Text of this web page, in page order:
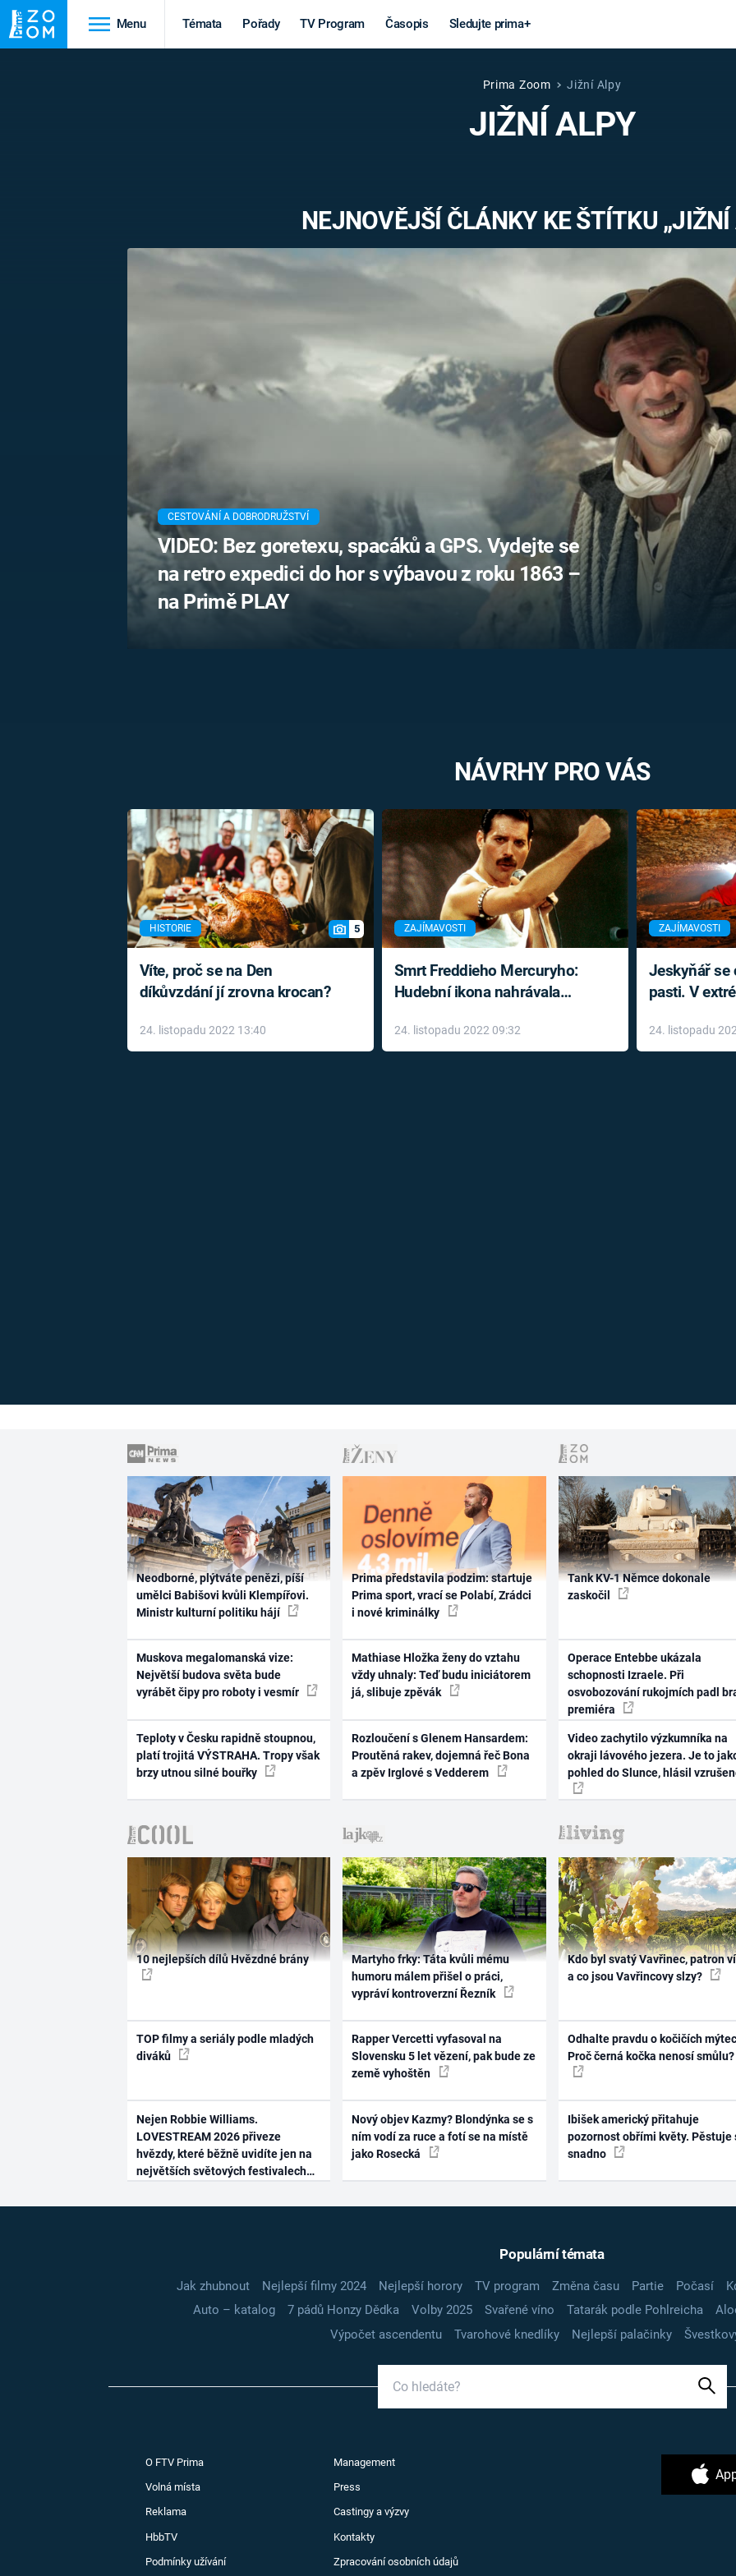
Menu Témata Pořady TV Program Časopis Sledujte prima+
STAROVĚKÝ EGYPT
Věda a
technika
MARS
VÁLEČNÉ
PRVNÍ SVĚTOVÁ
konspirace
UFO A
MIMOZEMŠŤANÉ
UTAJENÉ PŘÍBĚHY
HISTORIE
FILMY
REALITA
HORORY
REALITA
OPTICKÉ
KLAMY
Prima Zoom Jižní Alpy
JIŽNÍ ALPY
NEJNOVĚJŠÍ ČLÁNKY KE ŠTÍTKU „JIŽNÍ
CESTOVÁNÍ A DOBRODRUŽSTVÍ
VIDEO: Bez goretexu, spacáků a GPS. Vydejte se
na retro expedici do hor s výbavou z roku 1863 –
na Primě PLAY
NÁVRHY PRO VÁS
HISTORIE 5
Víte, proč se na Den
díkůvzdání jí zrovna krocan?
24. listopadu 2022 13:40
ZAJÍMAVOSTI
Smrt Freddieho Mercuryho:
Hudební ikona nahrávala
léky
24. listopadu 2022 09:32
ZAJÍMAVOSTI
Jeskyňář se
pasti. V
24. listopadu
Neodborné, plýtváte penězi, píší
umělci Babišovi kvůli Klempířovi.
Ministr kulturní politiku hájí
Muskova megalomanská vize:
Největší budova světa bude
vyrábět čipy pro roboty i vesmír
Teploty v Česku rapidně stoupnou,
platí trojitá VÝSTRAHA. Tropy však
brzy utnou silné bouřky
Prima představila podzim: startuje
Prima sport, vrací se Polabí, Zrádci
i nové kriminálky
Mathiase Hložka ženy do vztahu
vždy uhnaly: Teď budu iniciátorem
já, slibuje zpěvák
Rozloučení s Glenem Hansardem:
Proutěná rakev, dojemná řeč Bona
a zpěv Irglové s Vedderem
Tank KV-1 Němce dokonale
zaskočil
Operace Entebbe ukázala
schopnosti Izraele. Při
osvobozování rukojmích padl
premiéra
Video zachytilo výzkumníka na
okraji lávového jezera. Je to
pohled do Slunce, hlásil
10 nejlepších dílů Hvězdné brány
TOP filmy a seriály podle mladých
diváků
Nejen Robbie Williams.
LOVESTREAM 2026 přiveze
hvězdy, které běžně uvidíte jen na
největších světových festivalech
Martyho frky: Táta kvůli mému
humoru málem přišel o práci,
vypráví kontroverzní Řezník
Rapper Vercetti vyfasoval na
Slovensku 5 let vězení, pak bude ze
země vyhoštěn
Nový objev Kazmy? Blondýnka se s
ním vodí za ruce a fotí se na místě
jako Rosecká
Kdo byl svatý Vavřinec, patron
a co jsou Vavřincovy slzy?
Odhalte pravdu o kočičích
Proč černá kočka nenosí smůlu?
Ibišek americký přitahuje
pozornost obřími květy. Pěstuje
snadno
Populární témata
Jak zhubnout Nejlepší filmy 2024 Nejlepší horory TV program Změna času Partie Počasí
Auto – katalog
7 pádů Honzy Dědka Volby 2025 Svařené víno Tatarák podle Pohlreicha
Výpočet ascendentu
Tvarohové knedlíky Nejlepší palačinky
O FTV Prima Management
Volná místa Press
Reklama Castingy a výzvy
HbbTV Kontakty
Podmínky užívání Zpracování osobních údajů